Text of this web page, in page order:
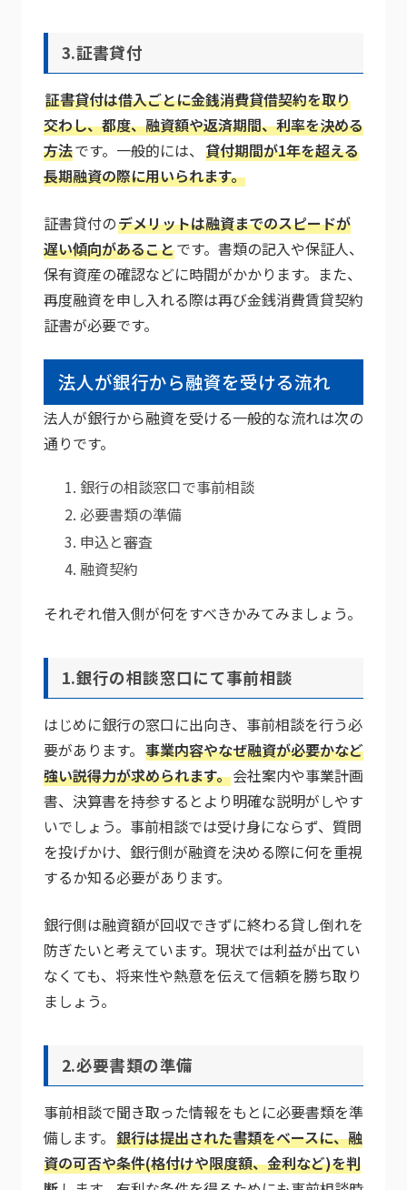
3.証書貸付
証書貸付は借入ごとに金銭消費貸借契約を取り
交わし、都度、融資額や返済期間、利率を決める
方法です。一般的には、 貸付期間が1年を超える
長期融資の際に用いられます。
証書貸付のデメリットは融資までのスピードが
遅い傾向があることです。書類の記入や保証人、
保有資産の確認などに時間がかかります。また、
再度融資を申し入れる際は再び金銭消費賃貸契約
証書が必要です。
法人が銀行から融資を受ける流れ
法人が銀行から融資を受ける一般的な流れは次の
通りです。
銀行の相談窓口で事前相談
必要書類の準備
申込と審査
融資契約
それぞれ借入側が何をすべきかみてみましょう。
1.銀行の相談窓口にて事前相談
はじめに銀行の窓口に出向き、事前相談を行う必
要があります。 事業内容やなぜ融資が必要かなど
強い説得力が求められます。会社案内や事業計画
書、決算書を持参するとより明確な説明がしやす
いでしょう。事前相談では受け身にならず、質問
を投げかけ、銀行側が融資を決める際に何を重視
するか知る必要があります。
銀行側は融資額が回収できずに終わる貸し倒れを
防ぎたいと考えています。現状では利益が出てい
なくても、将来性や熱意を伝えて信頼を勝ち取り
ましょう。
2.必要書類の準備
事前相談で聞き取った情報をもとに必要書類を準
備します。 銀行は提出された書類をベースに、融
資の可否や条件(格付けや限度額、金利など)を判